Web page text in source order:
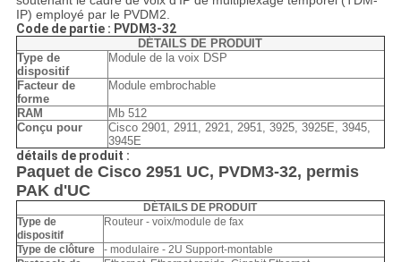
IP) employé par le PVDM2.
Code de partie : PVDM3-32
DÉTAILS DE PRODUIT
Type de
dispositif
Module de la voix DSP
Facteur de
forme
Module embrochable
RAM
Mb 512
Conçu pour
Cisco 2901, 2911, 2921, 2951, 3925, 3925E, 3945,
3945E
détails de produit :
Paquet de Cisco 2951 UC, PVDM3-32, permis
PAK d'UC
DÉTAILS DE PRODUIT
Type de
dispositif
Routeur - voix/module de fax
Type de clôture
- modulaire - 2U Support-montable